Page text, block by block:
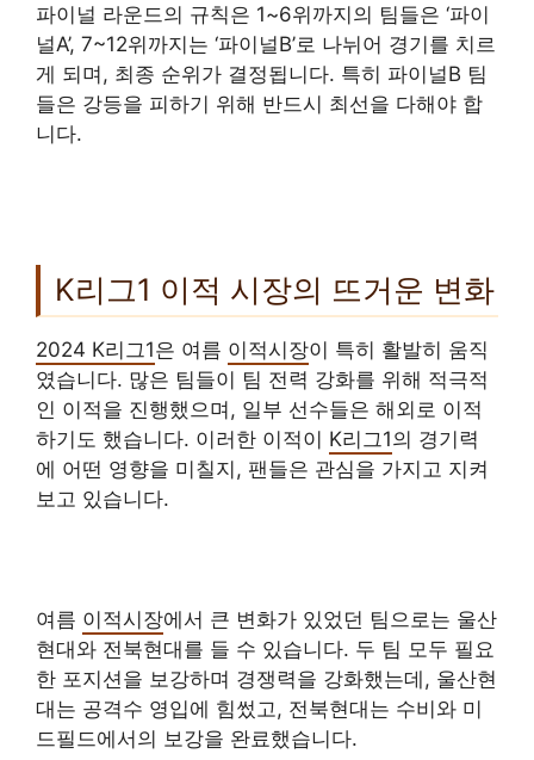
파이널 라운드의 규칙은 1~6위까지의 팀들은 ‘파이
널A’, 7~12위까지는 ‘파이널B’로 나뉘어 경기를 치르
게 되며, 최종 순위가 결정됩니다. 특히 파이널B 팀
들은 강등을 피하기 위해 반드시 최선을 다해야 합
니다.
K리그1 이적 시장의 뜨거운 변화
2024 K리그1은 여름 이적시장이 특히 활발히 움직
였습니다. 많은 팀들이 팀 전력 강화를 위해 적극적
인 이적을 진행했으며, 일부 선수들은 해외로 이적
하기도 했습니다. 이러한 이적이 K리그1의 경기력
에 어떤 영향을 미칠지, 팬들은 관심을 가지고 지켜
보고 있습니다.
여름 이적시장에서 큰 변화가 있었던 팀으로는 울산
현대와 전북현대를 들 수 있습니다. 두 팀 모두 필요
한 포지션을 보강하며 경쟁력을 강화했는데, 울산현
대는 공격수 영입에 힘썼고, 전북현대는 수비와 미
드필드에서의 보강을 완료했습니다.